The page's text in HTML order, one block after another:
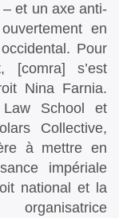
– et un axe anti-
en
Pour
s’est
Nina Farnia.
Law School et
Collective,
à mettre en
impériale
national et la
organisatrice